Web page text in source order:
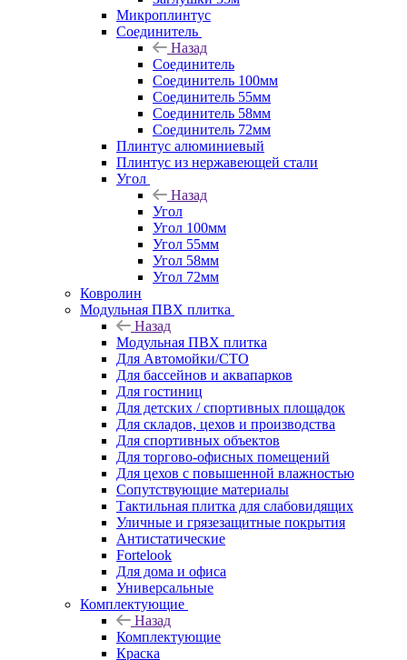
Микроплинтус
Соединитель
Назад
Соединитель
Соединитель 100мм
Соединитель 55мм
Соединитель 58мм
Соединитель 72мм
Плинтус алюминиевый
Плинтус из нержавеющей стали
Угол
Назад
Угол
Угол 100мм
Угол 55мм
Угол 58мм
Угол 72мм
Ковролин
Модульная ПВХ плитка
Назад
Модульная ПВХ плитка
Для Автомойки/СТО
Для бассейнов и аквапарков
Для гостиниц
Для детских / спортивных площадок
Для складов, цехов и производства
Для спортивных объектов
Для торгово-офисных помещений
Для цехов с повышенной влажностью
Сопутствующие материалы
Тактильная плитка для слабовидящих
Уличные и грязезащитные покрытия
Антистатические
Fortelook
Для дома и офиса
Универсальные
Комплектующие
Назад
Комплектующие
Краска